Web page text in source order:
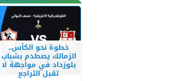
خطوة نحو الكأس..
الزمالك يصطدم بشباب
بلوزداد في مواجهة لا
تقبل التراجع